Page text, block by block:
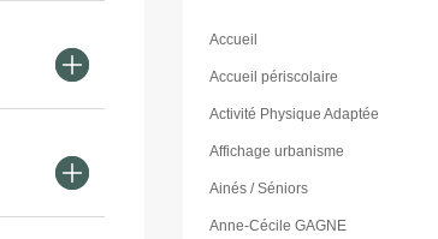
Accueil
Accueil périscolaire
Activité Physique Adaptée
Affichage urbanisme
Ainés / Séniors
Anne-Cécile GAGNE